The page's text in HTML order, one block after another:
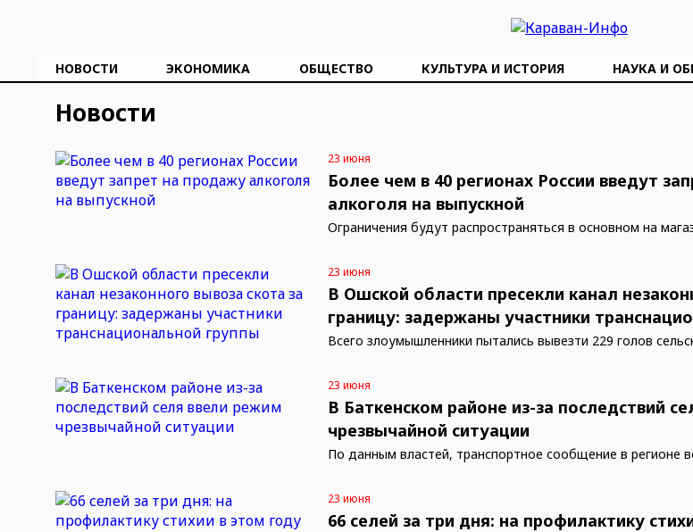
НОВОСТИ ЭКОНОМИКА ОБЩЕСТВО КУЛЬТУРА И ИСТОРИЯ НАУКА И
Новости
23 июня
Более чем в 40 регионах России введут
алкоголя на выпускной
Ограничения будут распространяться в основном на
23 июня
В Ошской области пресекли канал
границу: задержаны участники
Всего злоумышленники пытались вывезти 229 голов
23 июня
В Баткенском районе из-за последствий
чрезвычайной ситуации
По данным властей, транспортное сообщение в регионе
23 июня
66 селей за три дня: на профилактику